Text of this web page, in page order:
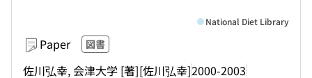
Paper 図書
佐川弘幸, 会津大学 [著][佐川弘幸]2000-2003
National Diet Library